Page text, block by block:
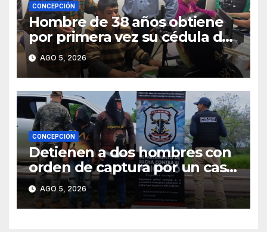
CONCEPCIÓN
Hombre de 38 años obtiene
por primera vez su cédula de
identidad en Concepción
AGO 5, 2026
CONCEPCIÓN
Detienen a dos hombres con
orden de captura por un caso
de abigeato
AGO 5, 2026